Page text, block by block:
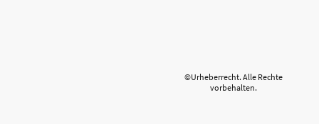
©Urheberrecht. Alle Rechte
vorbehalten.